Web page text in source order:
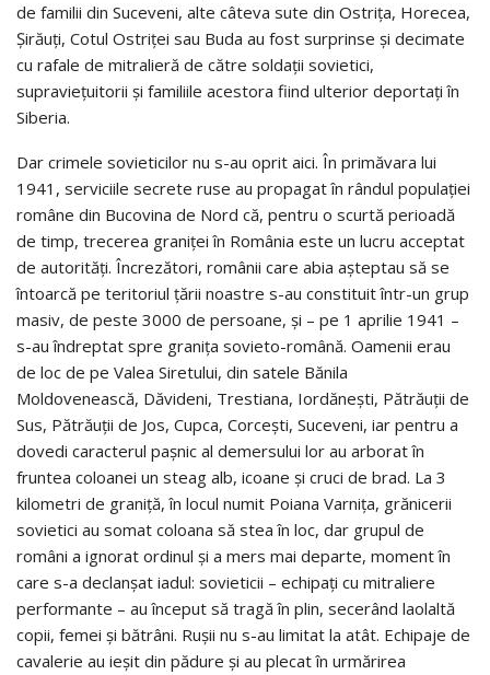
de familii din Suceveni, alte câteva sute din Ostrița, Horecea,
Șirăuți, Cotul Ostriței sau Buda au fost surprinse și decimate
cu rafale de mitralieră de către soldații sovietici,
supraviețuitorii și familiile acestora fiind ulterior deportați în
Siberia.
Dar crimele sovieticilor nu s-au oprit aici. În primăvara lui
1941, serviciile secrete ruse au propagat în rândul populației
române din Bucovina de Nord că, pentru o scurtă perioadă
de timp, trecerea graniței în România este un lucru acceptat
de autorități. Încrezători, românii care abia așteptau să se
întoarcă pe teritoriul țării noastre s-au constituit într-un grup
masiv, de peste 3000 de persoane, și – pe 1 aprilie 1941 –
s-au îndreptat spre granița sovieto-română. Oamenii erau
de loc de pe Valea Siretului, din satele Bănila
Moldovenească, Dăvideni, Trestiana, Iordănești, Pătrăuții de
Sus, Pătrăuții de Jos, Cupca, Corcești, Suceveni, iar pentru a
dovedi caracterul pașnic al demersului lor au arborat în
fruntea coloanei un steag alb, icoane și cruci de brad. La 3
kilometri de graniță, în locul numit Poiana Varnița, grănicerii
sovietici au somat coloana să stea în loc, dar grupul de
români a ignorat ordinul și a mers mai departe, moment în
care s-a declanșat iadul: sovieticii – echipați cu mitraliere
performante – au început să tragă în plin, secerând laolaltă
copii, femei și bătrâni. Rușii nu s-au limitat la atât. Echipaje de
cavalerie au ieșit din pădure și au plecat în urmărirea